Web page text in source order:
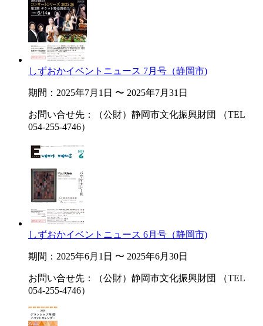
しずおかイベントニュース 7月号（静岡市)
期間：2025年7月1日 〜 2025年7月31日
お問い合せ先：（公財）静岡市文化振興財団 （TEL
054-255-4746）
しずおかイベントニュース 6月号（静岡市)
期間：2025年6月1日 〜 2025年6月30日
お問い合せ先：（公財）静岡市文化振興財団 （TEL
054-255-4746）